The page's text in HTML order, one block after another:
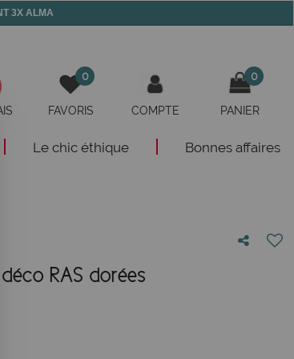
3X ALMA
0
FAVORIS COMPTE
0
PANIER
Le chic éthique Bonnes affaires
RAS dorées